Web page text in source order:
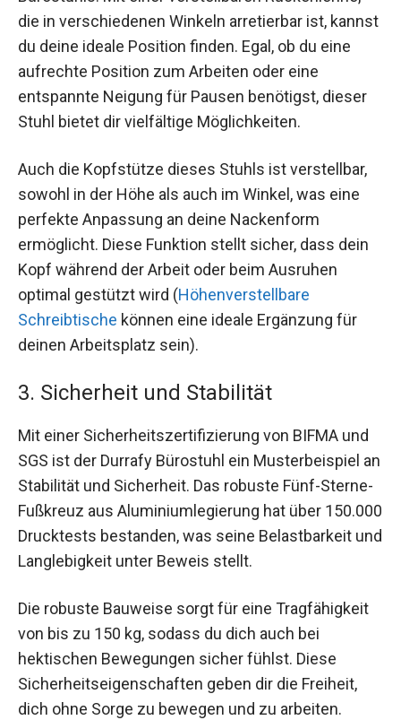
die in verschiedenen Winkeln arretierbar ist, kannst
du deine ideale Position finden. Egal, ob du eine
aufrechte Position zum Arbeiten oder eine
entspannte Neigung für Pausen benötigst, dieser
Stuhl bietet dir vielfältige Möglichkeiten.
Auch die Kopfstütze dieses Stuhls ist verstellbar,
sowohl in der Höhe als auch im Winkel, was eine
perfekte Anpassung an deine Nackenform
ermöglicht. Diese Funktion stellt sicher, dass dein
Kopf während der Arbeit oder beim Ausruhen
optimal gestützt wird (Höhenverstellbare
Schreibtische können eine ideale Ergänzung für
deinen Arbeitsplatz sein).
3. Sicherheit und Stabilität
Mit einer Sicherheitszertifizierung von BIFMA und
SGS ist der Durrafy Bürostuhl ein Musterbeispiel an
Stabilität und Sicherheit. Das robuste Fünf-Sterne-
Fußkreuz aus Aluminiumlegierung hat über 150.000
Drucktests bestanden, was seine Belastbarkeit und
Langlebigkeit unter Beweis stellt.
Die robuste Bauweise sorgt für eine Tragfähigkeit
von bis zu 150 kg, sodass du dich auch bei
hektischen Bewegungen sicher fühlst. Diese
Sicherheitseigenschaften geben dir die Freiheit,
dich ohne Sorge zu bewegen und zu arbeiten.